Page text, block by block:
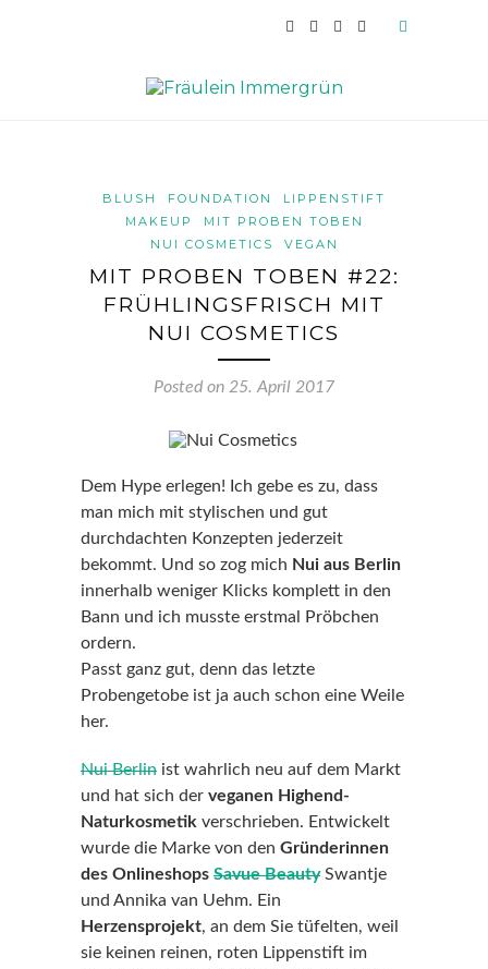
BLUSH FOUNDATION
LIPPENSTIFT
MAKEUP
MIT PROBEN TOBEN
NUI COSMETICS
VEGAN
MIT PROBEN TOBEN #22:
FRÜHLINGSFRISCH MIT
NUI COSMETICS
Posted on 25. April 2017
Dem Hype erlegen! Ich gebe es zu, dass
man mich mit stylischen und gut
durchdachten Konzepten jederzeit
bekommt. Und so zog mich Nui aus Berlin
innerhalb weniger Klicks komplett in den
Bann und ich musste erstmal Pröbchen
ordern.
Passt ganz gut, denn das letzte
Probengetobe ist ja auch schon eine Weile
her.
Nui Berlin ist wahrlich neu auf dem Markt
und hat sich der veganen Highend-
Naturkosmetik verschrieben. Entwickelt
wurde die Marke von den Gründerinnen
des Onlineshops Savue BeautySwantje
und Annika van Uehm. Ein
Herzensprojekt, an dem Sie tüfelten, weil
sie keinen reinen, roten Lippenstift im